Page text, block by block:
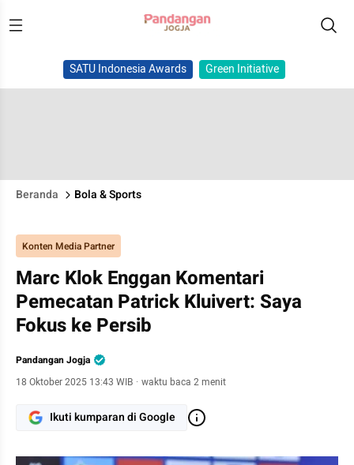
SATU Indonesia Awards Green Initiative
Beranda Bola & Sports
Konten Media Partner
Marc Klok Enggan Komentari
Pemecatan Patrick Kluivert: Saya
Fokus ke Persib
Pandangan Jogja
18 Oktober 2025 13:43 WIB · waktu baca 2 menit
Ikuti kumparan di Google